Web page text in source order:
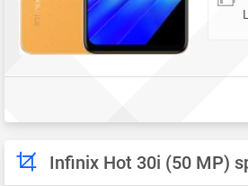
Infinix Hot 30i (50 MP)